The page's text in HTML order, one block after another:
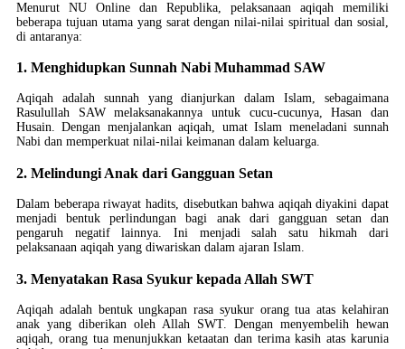
Menurut NU Online dan Republika, pelaksanaan aqiqah memiliki
beberapa tujuan utama yang sarat dengan nilai-nilai spiritual dan sosial,
di antaranya:
1. Menghidupkan Sunnah Nabi Muhammad SAW
Aqiqah adalah sunnah yang dianjurkan dalam Islam, sebagaimana
Rasulullah SAW melaksanakannya untuk cucu-cucunya, Hasan dan
Husain. Dengan menjalankan aqiqah, umat Islam meneladani sunnah
Nabi dan memperkuat nilai-nilai keimanan dalam keluarga.
2. Melindungi Anak dari Gangguan Setan
Dalam beberapa riwayat hadits, disebutkan bahwa aqiqah diyakini dapat
menjadi bentuk perlindungan bagi anak dari gangguan setan dan
pengaruh negatif lainnya. Ini menjadi salah satu hikmah dari
pelaksanaan aqiqah yang diwariskan dalam ajaran Islam.
3. Menyatakan Rasa Syukur kepada Allah SWT
Aqiqah adalah bentuk ungkapan rasa syukur orang tua atas kelahiran
anak yang diberikan oleh Allah SWT. Dengan menyembelih hewan
aqiqah, orang tua menunjukkan ketaatan dan terima kasih atas karunia